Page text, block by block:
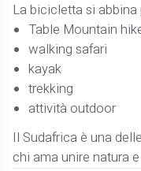
La bicicletta si
Table Mountain
walking safari
kayak
trekking
attività outdoor
Il Sudafrica è una
chi ama unire natura